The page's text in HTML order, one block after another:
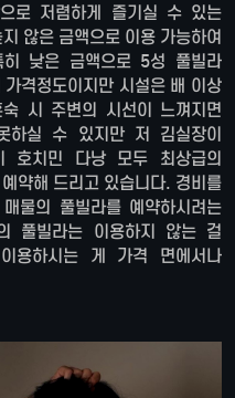
로 저렴하게 즐기실 수 있는
않은 금액으로 이용 가능하여
히 낮은 금액으로 5성 풀빌라
격정도이지만 시설은 배 이상
시 주변의 시선이 느껴지면
하실 수 있지만 저 김실장이
호치민 다낭 모두 최상급의
약해 드리고 있습니다. 경비를
물의 풀빌라를 예약하시려는
풀빌라는 이용하지 않는 걸
용하시는 게 가격 면에서나